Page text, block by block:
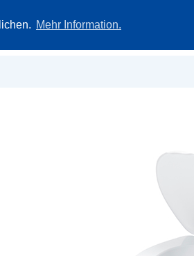
Mehr Information.
Unternehmen Kontakt